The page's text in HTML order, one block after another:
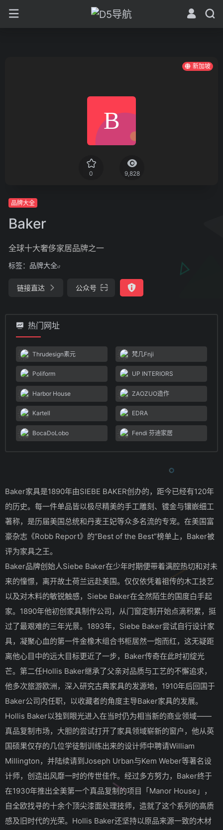
新加坡
0 9,828
品牌大全
Baker
全球十大奢侈家居品牌之一
标签： 品牌大全
链接直达 公众号
热门网址
Thrudesign素元 梵几Fnji
Poliform UP INTERIORS
Harbor House ZAOZUO造作
Kartell EDRA
BocaDoLobo Fendi 芬迪家居
Baker家具是1890年由SIEBE BAKER创办的，距今已经有120年
的历史。每一件单品皆以极尽精美的手工雕刻、镀金与镶嵌细工
著称，是历届美国总统和丹麦王妃等众多名流的专宠。在美国富
豪杂志《Robb Report》的“Best of the Best”榜单上，Baker被
评为家具之王。
Baker品牌创始人Siebe Baker在少年时期便带着满腔热切和对未
来的憧憬，离开故土荷兰远赴美国。仅仅依凭着祖传的木工技艺
以及对木料的敏锐触感，Siebe Baker在全然陌生的国度白手起
家。1890年他初创家具制作公司，从门窗定制开始点滴积累，挺
过了最艰难的三年光景。1893年，Siebe Baker尝试自行设计家
具，凝聚心血的第一件金橡木组合书柜居然一炮而红，这无疑距
离他心目中的远大目标更近了一步，Baker传奇在此时初绽光
芒。第二任Hollis Baker继承了父亲对品质与工艺的不懈追求，
他多次旅游欧洲，深入研究古典家具的发源地，1910年后回国于
Baker公司内任职，以收藏者的角度主导Baker家具的发展。
Hollis Baker以独到眼光进入在当时仍为相当新的商业领域——
真品复制市场，大胆的尝试打开了家具领域崭新的窗户，他从英
国硕果仅存的几位学徒制训练出来的设计师中聘请William
Millington，并陆续请到Joseph Urban与Kem Weber等著名设
计师，创造出风靡一时的传世佳作。经过多方努力，Baker终于
在1930年推出全美第一个真品复制的项目「Manor House」，
自全欧找寻的十余个顶尖漆面处理技师，造就了这个系列的高质
感及旧时代的光荣。Hollis Baker还坚持以原品来源一致的木材